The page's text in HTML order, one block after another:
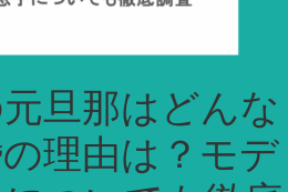
旦那はどんな
理由は？モデ